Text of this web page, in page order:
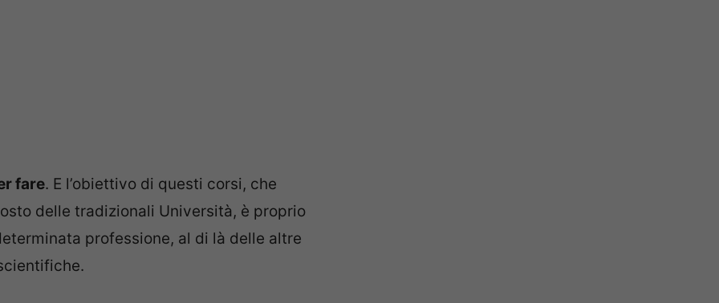
fare
. E l’obiettivo di questi corsi, che
delle tradizionali Università, è proprio
professione, al di là delle altre